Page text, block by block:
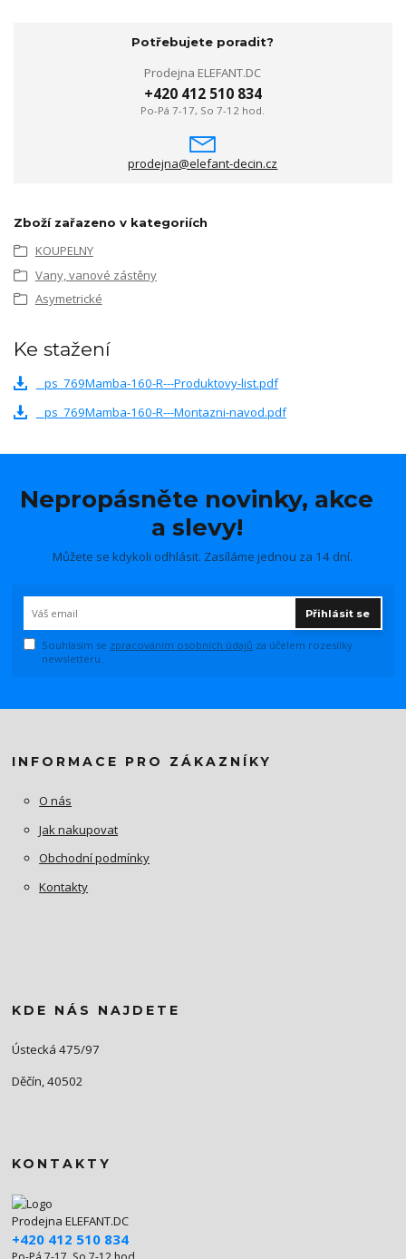
Potřebujete poradit?
Prodejna ELEFANT.DC
+420 412 510 834
Po-Pá 7-17, So 7-12 hod.
prodejna@elefant-decin.cz
Zboží zařazeno v kategoriích
KOUPELNY
Vany, vanové zástěny
Asymetrické
Ke stažení
_ps_769Mamba-160-R---Produktovy-list.pdf
_ps_769Mamba-160-R---Montazni-navod.pdf
Nepropásněte novinky, akce
a slevy!
Můžete se kdykoli odhlásit. Zasíláme jednou za 14 dní.
Přihlásit se
Souhlasím se zpracováním osobních údajů za účelem rozesílky
newsletteru.
INFORMACE PRO ZÁKAZNÍKY
O nás
Jak nakupovat
Obchodní podmínky
Kontakty
KDE NÁS NAJDETE
Ústecká 475/97
Děčín, 40502
KONTAKTY
Prodejna ELEFANT.DC
+420 412 510 834